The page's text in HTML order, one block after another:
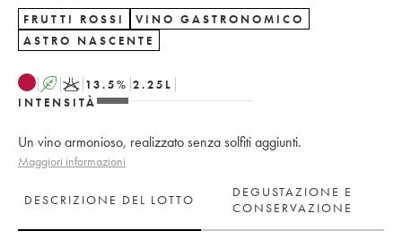
FRUTTI ROSSI
VINO GASTRONOMICO
ASTRO NASCENTE
A K 13.5% 2.25 L
INTENSITÀ
Un vino armonioso, realizzato senza solfiti aggiunti.
Maggiori informazioni
DESCRIZIONE DEL LOTTO
DEGUSTAZIONE E
CONSERVAZIONE